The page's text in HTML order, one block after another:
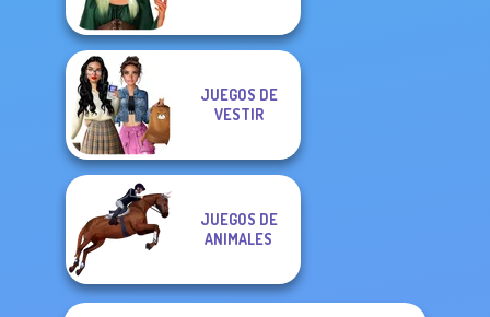
JUEGOS DE
VESTIR
JUEGOS DE
ANIMALES